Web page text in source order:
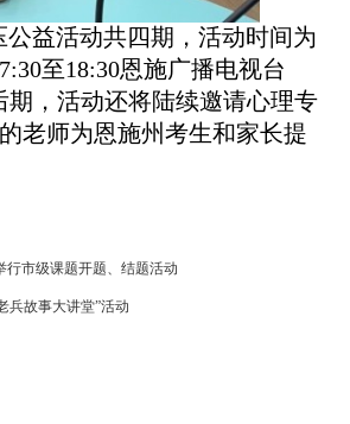
益活动共四期，活动时间为
至18:30恩施广播电视台
，活动还将陆续邀请心理专
老师为恩施州考生和家长提
市级课题开题、结题活动
兵故事大讲堂”活动